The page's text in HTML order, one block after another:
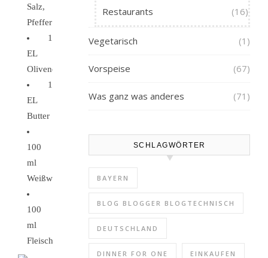
Salz,
Pfeffer
1
EL
Olivenöl
1
EL
Butter
100
ml
Weißwein
100
ml
Fleischbrühe
Restaurants (16)
Vegetarisch (1)
Vorspeise (67)
Was ganz was anderes (71)
SCHLAGWÖRTER
BAYERN
BLOG BLOGGER BLOGTECHNISCH
DEUTSCHLAND
DINNER FOR ONE EINKAUFEN